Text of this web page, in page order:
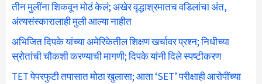
तीन मुलींना शिकवून मोठं केलं; अखेर वृद्धाश्रमातच वडिलांचा अंत,
अंत्यसंस्कारालाही मुली आल्या नाहीत
अभिजित दिपके यांच्या अमेरिकेतील शिक्षण खर्चावर प्रश्न; निधीच्या
स्रोतांची चौकशी करण्याची मागणी; दिपके यांनी दिले स्पष्टीकरण
TET पेपरफुटी तपासात मोठा खुलासा; आता ‘SET’ परीक्षाही आरोपींच्या